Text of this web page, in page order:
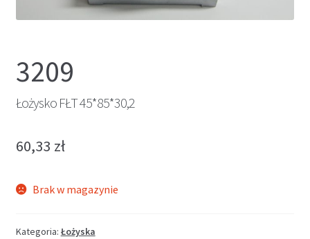
3209
Łożysko FŁT 45*85*30,2
60,33 zł
Brak w magazynie
Kategoria: Łożyska